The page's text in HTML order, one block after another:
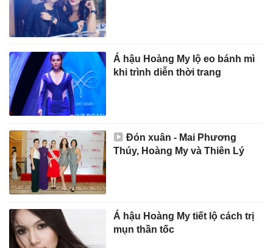
Á hậu Hoàng My lộ eo bánh mì
khi trình diễn thời trang
Đón xuân - Mai Phương
Thúy, Hoàng My và Thiên Lý
Á hậu Hoàng My tiết lộ cách trị
mụn thần tốc